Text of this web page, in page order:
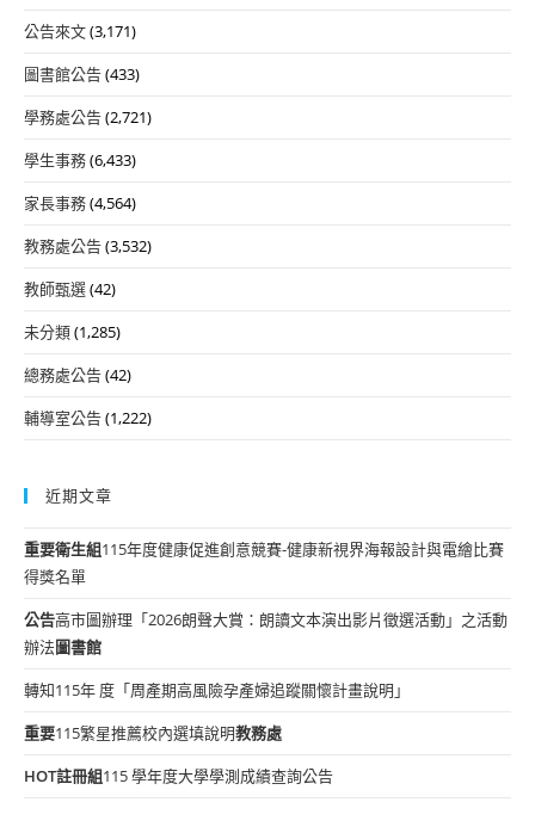
公告來文(3,171)
圖書館公告(433)
學務處公告(2,721)
學生事務(6,433)
家長事務(4,564)
教務處公告(3,532)
教師甄選(42)
未分類(1,285)
總務處公告(42)
輔導室公告(1,222)
近期文章
重要衛生組115年度健康促進創意競賽-健康新視界海報設計與電繪比賽
得獎名單
公告高市圖辦理「2026朗聲大賞：朗讀文本演出影片徵選活動」之活動
辦法圖書館
轉知115年 度「周產期高風險孕產婦追蹤關懷計畫說明」
重要115繁星推薦校內選填說明教務處
HOT註冊組115 學年度大學學測成績查詢公告